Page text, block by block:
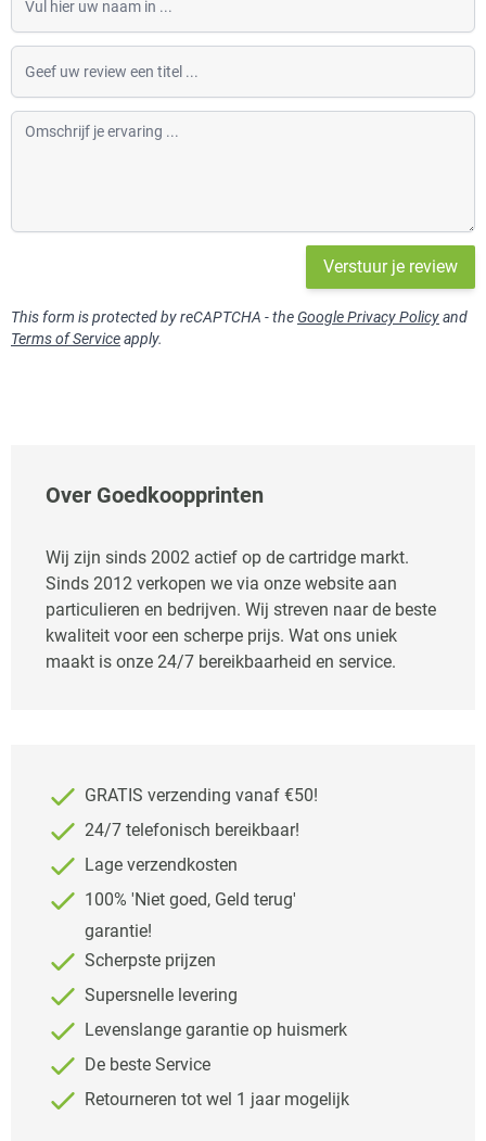
Geef uw review een titel
Omschrijf je ervaring
Verstuur je review
This form is protected by reCAPTCHA - the Google Privacy Policyand
Terms of Serviceapply.
Over Goedkoopprinten
Wij zijn sinds 2002 actief op de cartridge markt.
Sinds 2012 verkopen we via onze website aan
particulieren en bedrijven. Wij streven naar de beste
kwaliteit voor een scherpe prijs. Wat ons uniek
maakt is onze 24/7 bereikbaarheid en service.
GRATIS verzending vanaf €50!
24/7 telefonisch bereikbaar!
Lage verzendkosten
100% 'Niet goed, Geld terug'
garantie!
Scherpste prijzen
Supersnelle levering
Levenslange garantie op huismerk
De beste Service
Retourneren tot wel 1 jaar mogelijk